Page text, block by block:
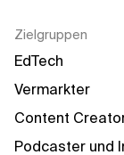
Zielgruppen
EdTech
Vermarkter
Content
Podcaster und